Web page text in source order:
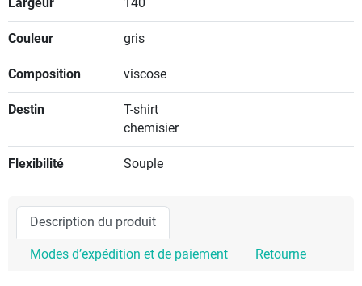
Largeur 140
Couleur gris
Composition viscose
Destin
T-shirt
chemisier
Flexibilité Souple
Description du produit
Modes d’expédition et de paiement Retourne